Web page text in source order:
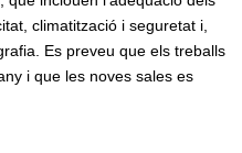
climatització i seguretat i,
Es preveu que els treballs
i que les noves sales es